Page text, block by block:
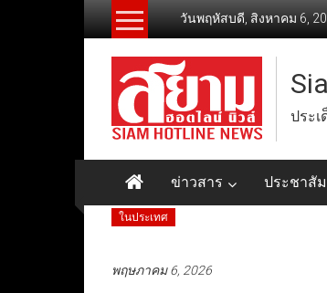
วันพฤหัสบดี, สิงหาคม 6,
ประ
ข่าวสาร ประชาสั
ในประเทศ
พฤษภาคม 6, 2026